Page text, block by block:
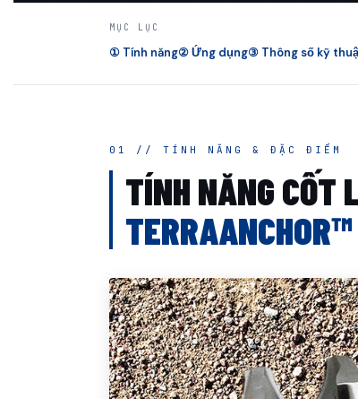
MỤC LỤC
① Tính năng② Ứng dụng③ Thông số kỹ
01 // TÍNH NĂNG & ĐẶC ĐIỂM
TÍNH NĂNG CỐT
TERRAANCHOR™